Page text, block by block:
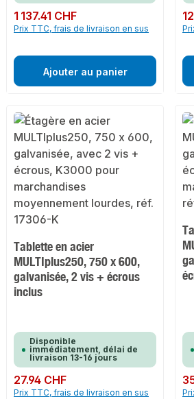
Prix régulier :
1 137.41 CHF
Prix TTC, frais de livraison en sus
Ajouter au panier
Tablette en acier
MULTIplus250, 750 x 600,
galvanisée, 2 vis + écrous
inclus
Disponible
immédiatement, délai de
livraison 13-16 jours
Prix régulier :
27.94 CHF
Prix TTC, frais de livraison en sus